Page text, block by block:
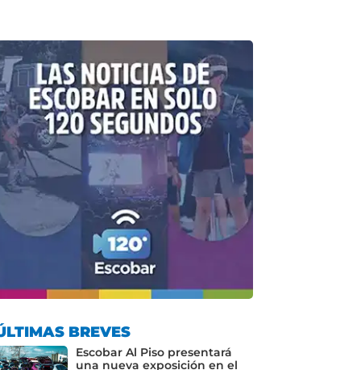
BREVES
Escobar Al Piso presentará
una nueva exposición en el